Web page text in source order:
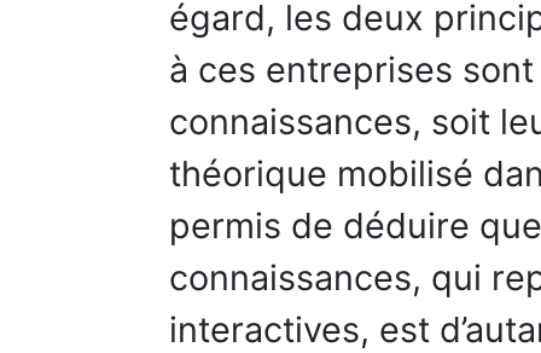
égard, les deux
à ces entreprises
connaissances, soit
théorique mobilisé
permis de déduire
connaissances, qui
interactives, est